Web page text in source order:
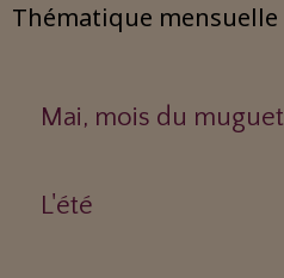
Thématique mensuelle
Mai, mois du muguet
L'été